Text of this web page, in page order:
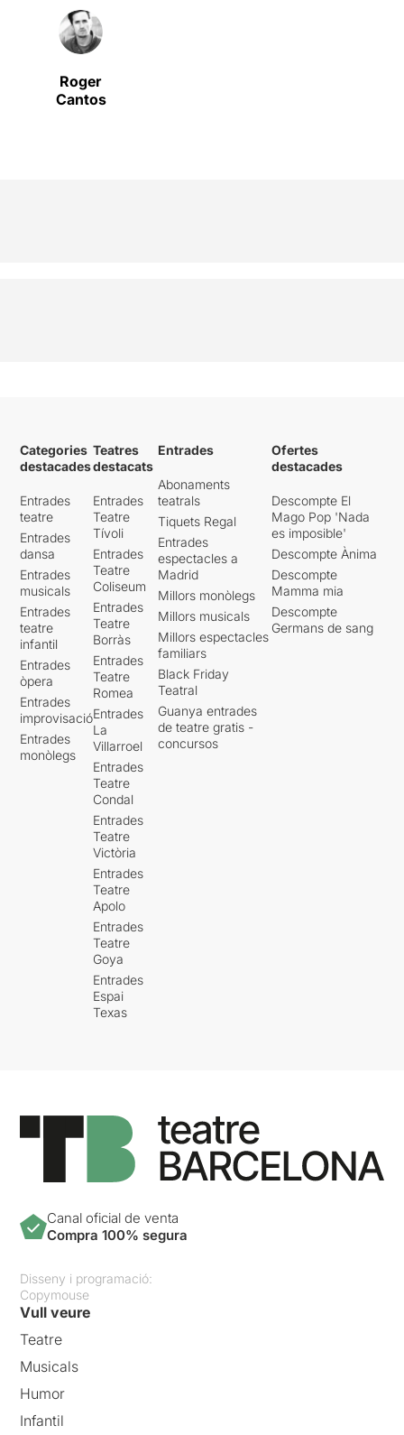
Roger
Cantos
Categories
destacades
Entrades
teatre
Entrades
dansa
Entrades
musicals
Entrades
teatre
infantil
Entrades
òpera
Entrades
improvisació
Entrades
monòlegs
Teatres
destacats
Entrades
Teatre
Tívoli
Entrades
Teatre
Coliseum
Entrades
Teatre
Borràs
Entrades
Teatre
Romea
Entrades
La
Villarroel
Entrades
Teatre
Condal
Entrades
Teatre
Victòria
Entrades
Teatre
Apolo
Entrades
Teatre
Goya
Entrades
Espai
Texas
Entrades
Abonaments
teatrals
Tiquets Regal
Entrades
espectacles a
Madrid
Millors monòlegs
Millors musicals
Millors espectacles
familiars
Black Friday
Teatral
Guanya entrades
de teatre gratis -
concursos
Ofertes
destacades
Descompte El
Mago Pop 'Nada
es imposible'
Descompte Ànima
Descompte
Mamma mia
Descompte
Germans de sang
Canal oficial de venta
Compra 100% segura
Disseny i programació:
Copymouse
Vull veure
Teatre
Musicals
Humor
Infantil